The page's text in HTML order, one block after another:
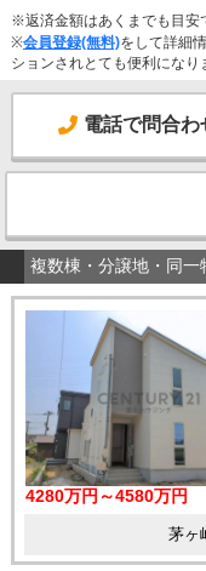
※返済金額はあくまでも目安
※会員登録(無料)をして詳細
ションされとても便利になり
電話で問合わ
複数棟・分譲地・同一
4280万円～4580万円
茅ヶ